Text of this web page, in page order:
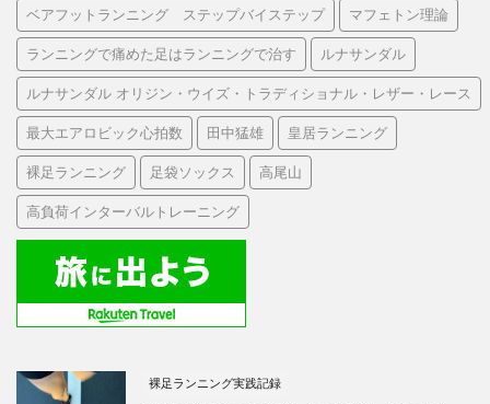
ベアフットランニング ステップバイステップ マフェトン理論
ランニングで痛めた足はランニングで治す ルナサンダル
ルナサンダル オリジン・ウイズ・トラディショナル・レザー・レース
最大エアロビック心拍数 田中猛雄 皇居ランニング
裸足ランニング 足袋ソックス 高尾山
高負荷インターバルトレーニング
裸足ランニング実践記録